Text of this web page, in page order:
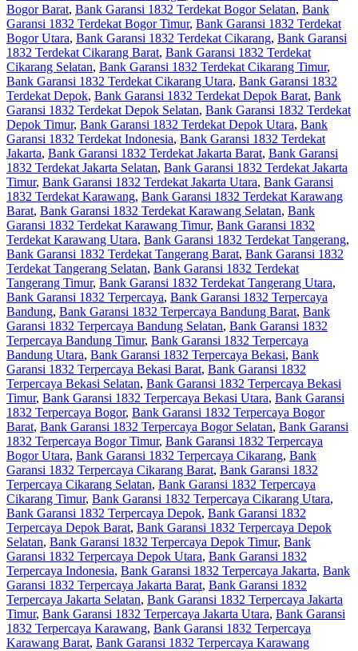
Bogor Barat, Bank Garansi 1832 Terdekat Bogor Selatan, Bank
Garansi 1832 Terdekat Bogor Timur, Bank Garansi 1832 Terdekat
Bogor Utara, Bank Garansi 1832 Terdekat Cikarang, Bank Garansi
1832 Terdekat Cikarang Barat, Bank Garansi 1832 Terdekat
Cikarang Selatan, Bank Garansi 1832 Terdekat Cikarang Timur,
Bank Garansi 1832 Terdekat Cikarang Utara, Bank Garansi 1832
Terdekat Depok, Bank Garansi 1832 Terdekat Depok Barat, Bank
Garansi 1832 Terdekat Depok Selatan, Bank Garansi 1832 Terdekat
Depok Timur, Bank Garansi 1832 Terdekat Depok Utara, Bank
Garansi 1832 Terdekat Indonesia, Bank Garansi 1832 Terdekat
Jakarta, Bank Garansi 1832 Terdekat Jakarta Barat, Bank Garansi
1832 Terdekat Jakarta Selatan, Bank Garansi 1832 Terdekat Jakarta
Timur, Bank Garansi 1832 Terdekat Jakarta Utara, Bank Garansi
1832 Terdekat Karawang, Bank Garansi 1832 Terdekat Karawang
Barat, Bank Garansi 1832 Terdekat Karawang Selatan, Bank
Garansi 1832 Terdekat Karawang Timur, Bank Garansi 1832
Terdekat Karawang Utara, Bank Garansi 1832 Terdekat Tangerang,
Bank Garansi 1832 Terdekat Tangerang Barat, Bank Garansi 1832
Terdekat Tangerang Selatan, Bank Garansi 1832 Terdekat
Tangerang Timur, Bank Garansi 1832 Terdekat Tangerang Utara,
Bank Garansi 1832 Terpercaya, Bank Garansi 1832 Terpercaya
Bandung, Bank Garansi 1832 Terpercaya Bandung Barat, Bank
Garansi 1832 Terpercaya Bandung Selatan, Bank Garansi 1832
Terpercaya Bandung Timur, Bank Garansi 1832 Terpercaya
Bandung Utara, Bank Garansi 1832 Terpercaya Bekasi, Bank
Garansi 1832 Terpercaya Bekasi Barat, Bank Garansi 1832
Terpercaya Bekasi Selatan, Bank Garansi 1832 Terpercaya Bekasi
Timur, Bank Garansi 1832 Terpercaya Bekasi Utara, Bank Garansi
1832 Terpercaya Bogor, Bank Garansi 1832 Terpercaya Bogor
Barat, Bank Garansi 1832 Terpercaya Bogor Selatan, Bank Garansi
1832 Terpercaya Bogor Timur, Bank Garansi 1832 Terpercaya
Bogor Utara, Bank Garansi 1832 Terpercaya Cikarang, Bank
Garansi 1832 Terpercaya Cikarang Barat, Bank Garansi 1832
Terpercaya Cikarang Selatan, Bank Garansi 1832 Terpercaya
Cikarang Timur, Bank Garansi 1832 Terpercaya Cikarang Utara,
Bank Garansi 1832 Terpercaya Depok, Bank Garansi 1832
Terpercaya Depok Barat, Bank Garansi 1832 Terpercaya Depok
Selatan, Bank Garansi 1832 Terpercaya Depok Timur, Bank
Garansi 1832 Terpercaya Depok Utara, Bank Garansi 1832
Terpercaya Indonesia, Bank Garansi 1832 Terpercaya Jakarta, Bank
Garansi 1832 Terpercaya Jakarta Barat, Bank Garansi 1832
Terpercaya Jakarta Selatan, Bank Garansi 1832 Terpercaya Jakarta
Timur, Bank Garansi 1832 Terpercaya Jakarta Utara, Bank Garansi
1832 Terpercaya Karawang, Bank Garansi 1832 Terpercaya
Karawang Barat, Bank Garansi 1832 Terpercaya Karawang